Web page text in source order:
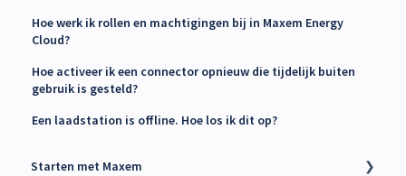
Hoe werk ik rollen en machtigingen bij in Maxem Energy
Cloud?
Hoe activeer ik een connector opnieuw die tijdelijk buiten
gebruik is gesteld?
Een laadstation is offline. Hoe los ik dit op?
Starten met Maxem